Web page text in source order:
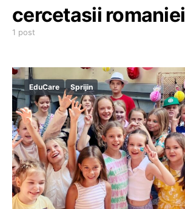
cercetasii romaniei
1 post
EduCare Sprijin